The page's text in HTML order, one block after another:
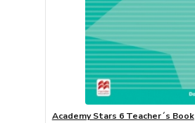
Academy Stars 6 Teacher´s Book